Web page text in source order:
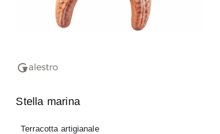
Stella marina
Terracotta artigianale